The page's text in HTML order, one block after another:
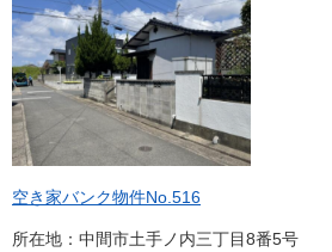
空き家バンク物件No.516
所在地：中間市土手ノ内三丁目8番5号